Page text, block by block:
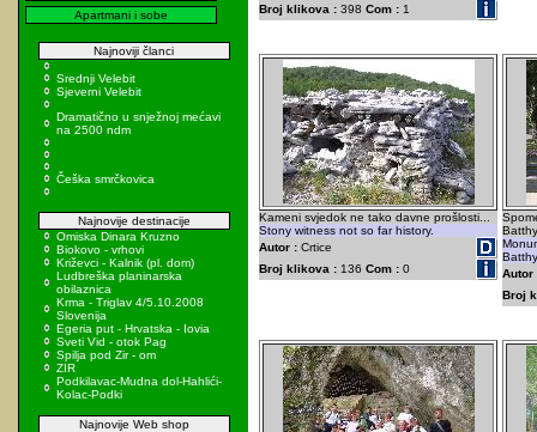
Apartmani i sobe
Najnoviji članci
Srednji Velebit
Sjeverni Velebit
Dramatično u snježnoj mećavi
na 2500 ndm
Češka smrčkovica
Najnovije destinacije
Omiska Dinara Kruzno
Biokovo - vrhovi
Križevci - Kalnik (pl. dom)
Ludbreška planinarska
obilaznica
Krma - Triglav 4/5.10.2008
Slovenija
Egeria put - Hrvatska - Iovia
Sveti Vid - otok Pag
Spilja pod Zir - om
ZIR
Podkilavac-Mudna dol-Hahlići-
Kolac-Podki
Najnovije Web shop
Broj klikova : 398 Com : 1
Kameni svjedok ne tako davne prošlosti...
Stony witness not so far history.
Autor : Crtice
Broj klikova : 136 Com : 0
Autor
Broj